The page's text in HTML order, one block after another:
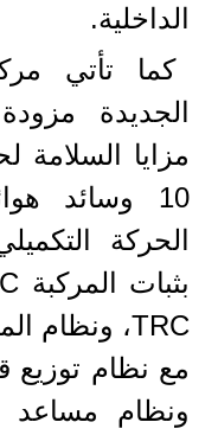
الداخلية.
الجديدة
مزايا السلامة
10 وسائد